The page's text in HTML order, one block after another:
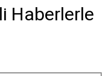
Haberlerle